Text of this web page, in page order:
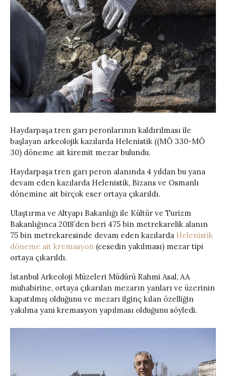
Haydarpaşa tren garı peronlarının kaldırılması ile
başlayan arkeolojik kazılarda Helenistik ((MÖ 330-MÖ
30) döneme ait kiremit mezar bulundu.
Haydarpaşa tren garı peron alanında 4 yıldan bu yana
devam eden kazılarda Helenistik, Bizans ve Osmanlı
dönemine ait birçok eser ortaya çıkarıldı.
Ulaştırma ve Altyapı Bakanlığı ile Kültür ve Turizm
Bakanlığınca 2018’den beri 475 bin metrekarelik alanın
75 bin metrekaresinde devam eden kazılarda Helenistik
döneme ait kremasyon (cesedin yakılması) mezar tipi
ortaya çıkarıldı.
İstanbul Arkeoloji Müzeleri Müdürü Rahmi Asal, AA
muhabirine, ortaya çıkarılan mezarın yanları ve üzerinin
kapatılmış olduğunu ve mezarı ilginç kılan özelliğin
yakılma yani kremasyon yapılması olduğunu söyledi.